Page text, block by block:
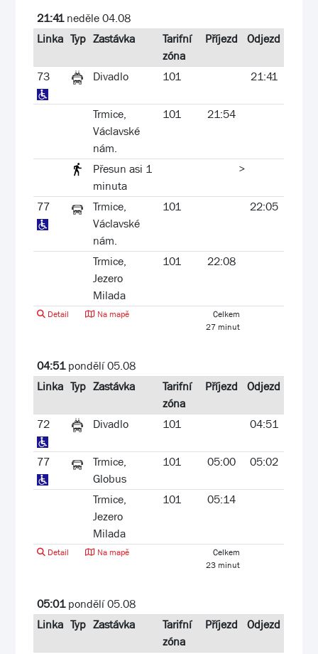
21:41neděle 04.08
Linka Typ Zastávka
Tarifní
zóna
Příjezd Odjezd
73 Divadlo 101 21:41
Trmice,
Václavské
nám.
101 21:54
Přesun asi 1
minuta
>
77
Trmice,
Václavské
nám.
101 22:05
Trmice,
Jezero
Milada
101 22:08
Detail Na mapě
Celkem
27 minut
04:51pondělí 05.08
Linka Typ Zastávka
Tarifní
zóna
Příjezd Odjezd
72 Divadlo 101 04:51
77
Trmice,
Globus
101 05:00 05:02
Trmice,
Jezero
Milada
101 05:14
Detail Na mapě
Celkem
23 minut
05:01pondělí 05.08
Linka Typ Zastávka
Tarifní
zóna
Příjezd Odjezd